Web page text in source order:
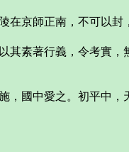
京師正南，不可以封
素著行義，令考實，
國中愛之。初平中